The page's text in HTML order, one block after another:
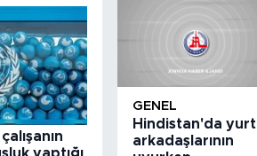
GENEL
Hindistan'da yurt
arkadaşlarının